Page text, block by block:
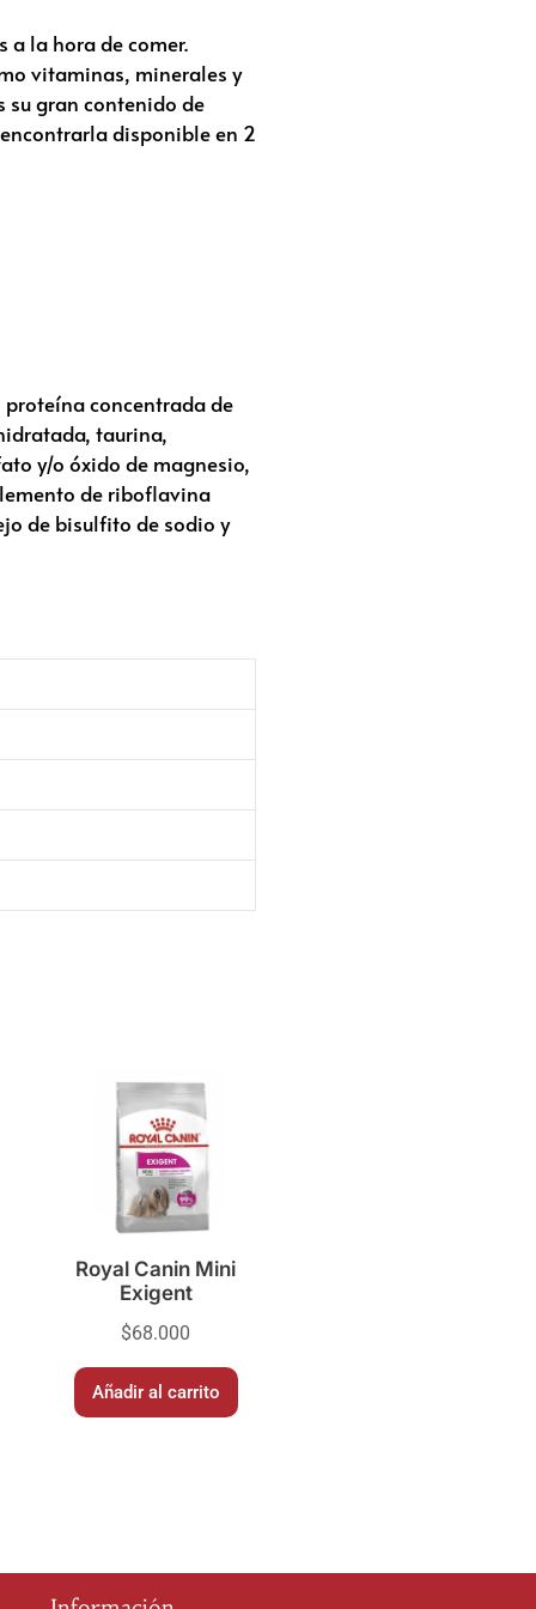
a la hora de comer.
vitaminas, minerales y
su gran contenido de
disponible en 2
concentrada de
taurina,
y/o óxido de magnesio,
de riboflavina
de bisulfito de sodio y
Royal Canin Mini
Exigent
$68.000
Añadir al carrito